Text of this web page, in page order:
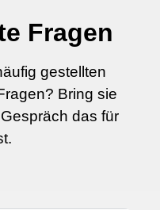
Fragen
gestellten
Bring sie
das für